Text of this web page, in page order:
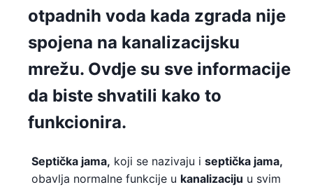
otpadnih voda kada zgrada nije
spojena na kanalizacijsku
mrežu. Ovdje su sve informacije
da biste shvatili kako to
funkcionira.
Septička jama, koji se nazivaju i septička jama,
obavlja normalne funkcije u kanalizaciju u svim